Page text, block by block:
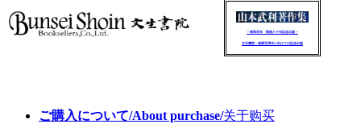
～昭和百年・戦後八十年記念出版～
文生書院：創業百周年に向けての記念出版
ご購入について/About purchase/关于购买